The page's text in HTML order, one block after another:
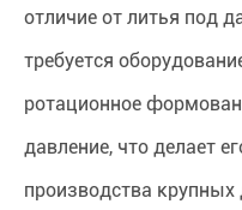
отличие от литья под
требуется
ротационное
давление, что делает
производства крупных